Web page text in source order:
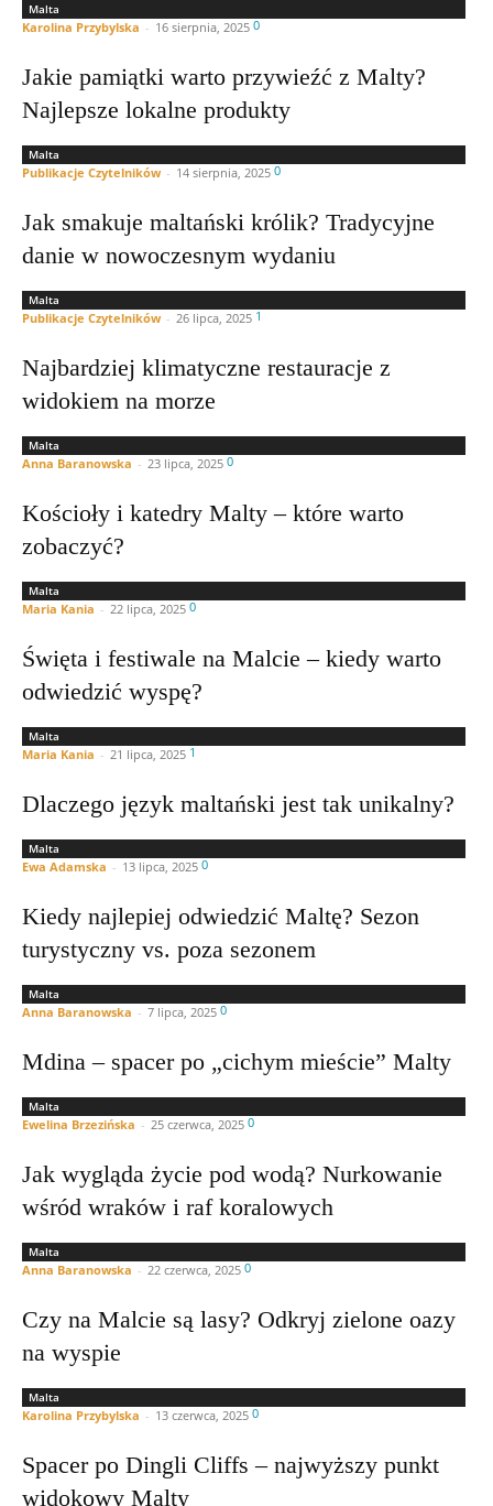
Malta
Karolina Przybylska - 16 sierpnia, 2025 0
Jakie pamiątki warto przywieźć z Malty?
Najlepsze lokalne produkty
Malta
Publikacje Czytelników - 14 sierpnia, 2025 0
Jak smakuje maltański królik? Tradycyjne
danie w nowoczesnym wydaniu
Malta
Publikacje Czytelników - 26 lipca, 2025 1
Najbardziej klimatyczne restauracje z
widokiem na morze
Malta
Anna Baranowska - 23 lipca, 2025 0
Kościoły i katedry Malty – które warto
zobaczyć?
Malta
Maria Kania - 22 lipca, 2025 0
Święta i festiwale na Malcie – kiedy warto
odwiedzić wyspę?
Malta
Maria Kania - 21 lipca, 2025 1
Dlaczego język maltański jest tak unikalny?
Malta
Ewa Adamska - 13 lipca, 2025 0
Kiedy najlepiej odwiedzić Maltę? Sezon
turystyczny vs. poza sezonem
Malta
Anna Baranowska - 7 lipca, 2025 0
Mdina – spacer po „cichym mieście” Malty
Malta
Ewelina Brzezińska - 25 czerwca, 2025 0
Jak wygląda życie pod wodą? Nurkowanie
wśród wraków i raf koralowych
Malta
Anna Baranowska - 22 czerwca, 2025 0
Czy na Malcie są lasy? Odkryj zielone oazy
na wyspie
Malta
Karolina Przybylska - 13 czerwca, 2025 0
Spacer po Dingli Cliffs – najwyższy punkt
widokowy Malty